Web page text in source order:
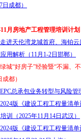
日成都）
月房地产工程管理培训计划
走进天伦湾龙城首府、海铂
用解析（11月1-2日邯郸）
绿城“好房子”经验暨“不漏、
都）
EPC总承包业务转型与风险管
2024版《建设工程工程量清
训（2025年11月14日武汉）
2024版《建设工程工程量清